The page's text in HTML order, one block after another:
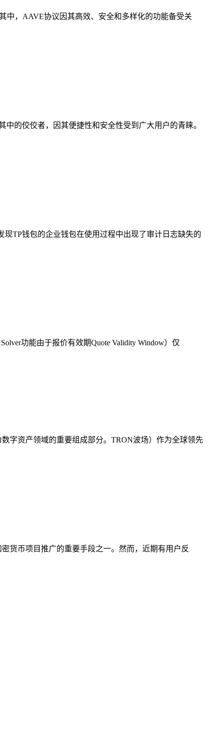
中，AAVE协议因其高效、安全和多样化的功能备受关
的佼佼者，因其便捷性和安全性受到广大用户的青睐。
TP钱包的企业钱包在使用过程中出现了审计日志缺失的
功能由于报价有效期Quote Validity Window）仅
字资产领域的重要组成部分。TRON波场）作为全球领先
货币项目推广的重要手段之一。然而，近期有用户反